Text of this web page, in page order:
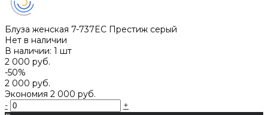
Блуза женская 7-737EC Престиж серый
Нет в наличии
В наличии: 1 шт
2 000 руб.
-50%
2 000 руб.
Экономия 2 000 руб.
-
+